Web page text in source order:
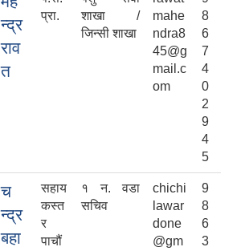
न्द्र
राव
त
प्रा.
शाखा /
जिन्सी शाखा
mahe
ndra8
45@g
mail.c
om
8
6
7
4
0
2
9
4
5
च
न्द्र
बहा
सहाय
कस्त
र
पाचौं
१ न. वडा
सचिव
chichi
lawar
done
@gm
9
8
6
3